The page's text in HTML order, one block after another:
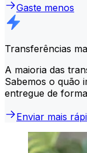
Gaste menos
Transferências
A maioria das
Sabemos o quão
entregue de
Enviar mais